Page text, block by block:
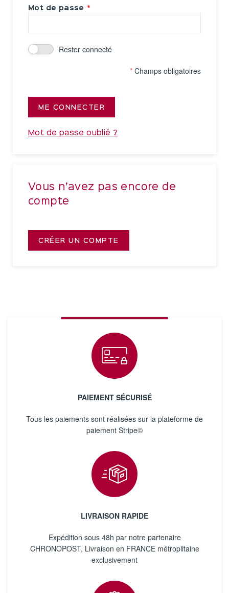
Mot de passe
Rester connecté
* Champs obligatoires
ME CONNECTER
Mot de passe oublié ?
Vous n’avez pas encore de
compte
CRÉER UN COMPTE
PAIEMENT SÉCURISÉ
Tous les paiements sont réalisées sur la plateforme de
paiement Stripe©
LIVRAISON RAPIDE
Expédition sous 48h par notre partenaire
CHRONOPOST, Livraison en FRANCE métroplitaine
exclusivement